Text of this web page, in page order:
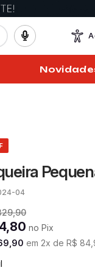
04
,90
,80 no Pix
90 em 2x de R$ 84,